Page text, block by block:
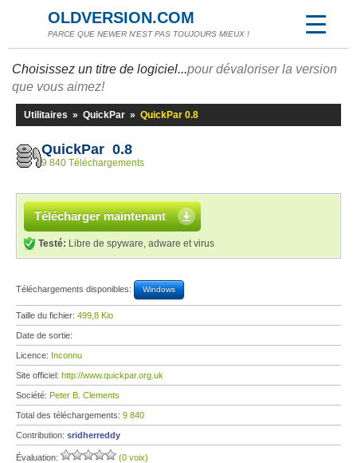
OLDVERSION.COM
PARCE QUE NEWER N'EST PAS TOUJOURS MIEUX !
Choisissez un titre de logiciel...pour dévaloriser la version
que vous aimez!
Utilitaires » QuickPar » QuickPar 0.8
QuickPar 0.8
9 840 Téléchargements
Télécharger maintenant
Testé: Libre de spyware, adware et virus
Téléchargements disponibles: Windows
Taille du fichier: 499,8 Kio
Date de sortie:
Licence: Inconnu
Site officiel: http://www.quickpar.org.uk
Société: Peter B. Clements
Total des téléchargements: 9 840
Contribution: sridherreddy
Évaluation: (0 voix)